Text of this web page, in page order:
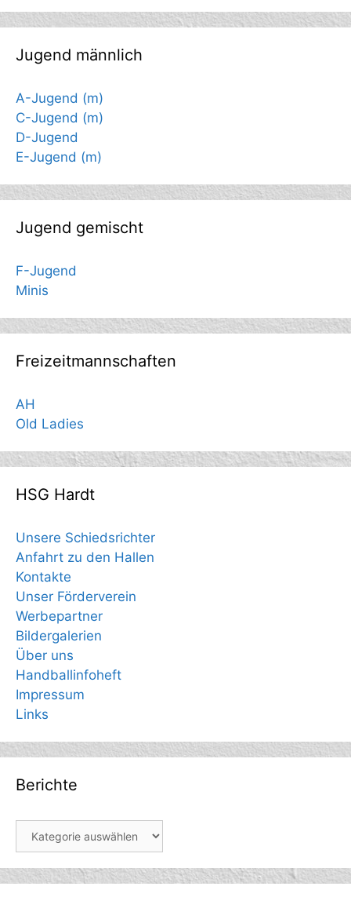
Jugend männlich
A-Jugend (m)
C-Jugend (m)
D-Jugend
E-Jugend (m)
Jugend gemischt
F-Jugend
Minis
Freizeitmannschaften
AH
Old Ladies
HSG Hardt
Unsere Schiedsrichter
Anfahrt zu den Hallen
Kontakte
Unser Förderverein
Werbepartner
Bildergalerien
Über uns
Handballinfoheft
Impressum
Links
Berichte